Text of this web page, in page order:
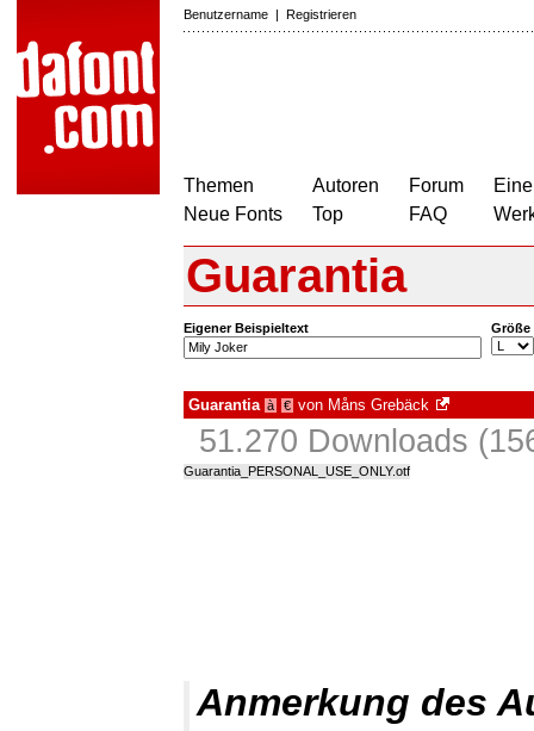
Benutzername | Registrieren
Themen
Neue Fonts
Autoren
Top
Forum
FAQ
Guarantia
Eigener Beispieltext Größe
Guarantia à € von Måns Grebäck
51.270 Downloads
Guarantia_PERSONAL_USE_ONLY.otf
Anmerkung des